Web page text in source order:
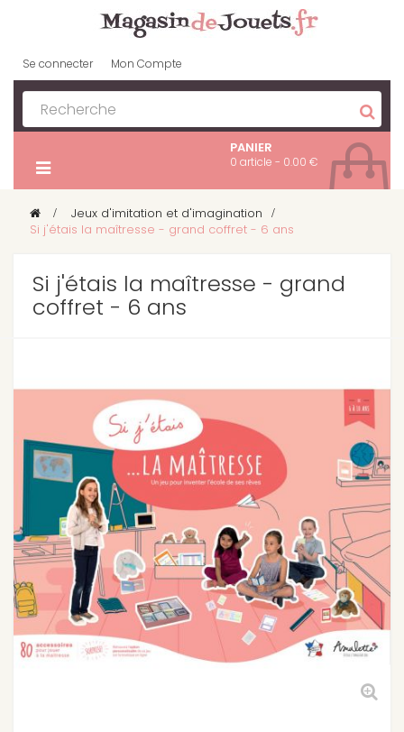
Se connecter Mon Compte
PANIER
0 article - 0.00 €
> Jeux d'imitation et d'imagination >
Si j'étais la maîtresse - grand coffret - 6 ans
Si j'étais la maîtresse - grand
coffret - 6 ans